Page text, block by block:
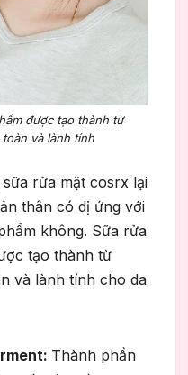
được tạo thành từ
và lành tính
rửa mặt cosrx lại
thân có dị ứng với
không. Sữa rửa
tạo thành từ
và lành tính cho da
Thành phần